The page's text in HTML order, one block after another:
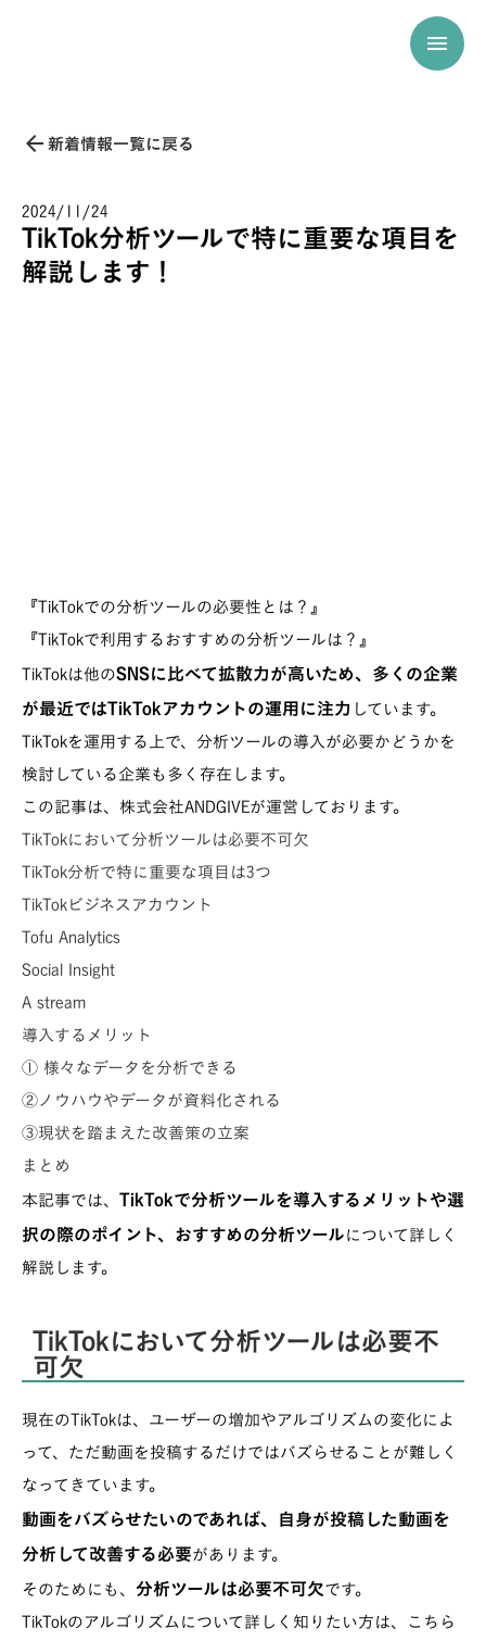
menu
arrow_back新着情報一覧に戻る
2024/11/24
TikTok分析ツールで特に重要な項目を
解説します！
『TikTokでの分析ツールの必要性とは？』
『TikTokで利用するおすすめの分析ツールは？』
TikTokは他のSNSに比べて拡散力が高いため、多くの企業
が最近ではTikTokアカウントの運用に注力 しています。
TikTokを運用する上で、分析ツールの導入が必要かどうかを
検討している企業も多く存在します。
この記事は、株式会社ANDGIVEが運営しております。
TikTokにおいて分析ツールは必要不可欠
TikTok分析で特に重要な項目は3つ
TikTokビジネスアカウント
Tofu Analytics
Social Insight
A stream
導入するメリット
① 様々なデータを分析できる
②ノウハウやデータが資料化される
③現状を踏まえた改善策の立案
まとめ
本記事では、 TikTokで分析ツールを導入するメリットや選
択の際のポイント、おすすめの分析ツールについて詳しく
解説します。
TikTokにおいて分析ツールは必要不
可欠
現在のTikTokは、ユーザーの増加やアルゴリズムの変化によ
って、ただ動画を投稿するだけではバズらせることが難しく
なってきています。
動画をバズらせたいのであれば、自身が投稿した動画を
分析して改善する必要があります。
そのためにも、 分析ツールは必要不可欠です。
TikTokのアルゴリズムについて詳しく知りたい方は、こちら